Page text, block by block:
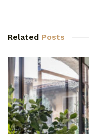
Related Posts